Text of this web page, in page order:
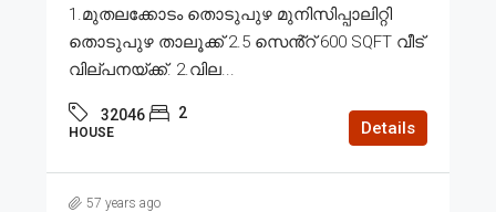
1.മുതലക്കോടം തൊടുപുഴ മുനിസിപ്പാലിറ്റി
തൊടുപുഴ താലൂക്ക് 2.5 സെൻ്റ് 600 SQFT വീട്
വില്പനയ്ക്ക്. 2.വില...
32046 2
HOUSE Details
57 years ago